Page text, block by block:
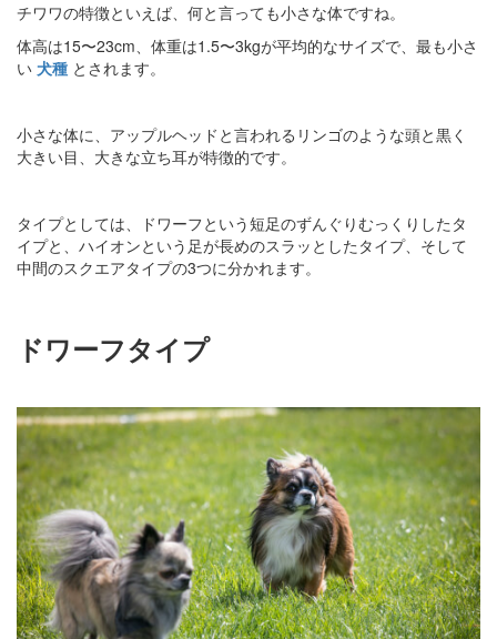
チワワの特徴といえば、何と言っても小さな体ですね。
体高は15〜23cm、体重は1.5〜3kgが平均的なサイズで、最も小さ
い 犬種 とされます。
小さな体に、アップルヘッドと言われるリンゴのような頭と黒く
大きい目、大きな立ち耳が特徴的です。
タイプとしては、ドワーフという短足のずんぐりむっくりしたタ
イプと、ハイオンという足が長めのスラッとしたタイプ、そして
中間のスクエアタイプの3つに分かれます。
ドワーフタイプ